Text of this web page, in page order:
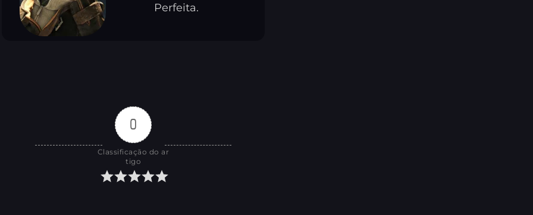
Perfeita.
0
Classificação do ar
tigo